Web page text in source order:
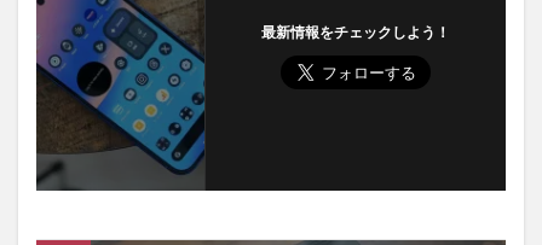
最新情報をチェックしよう！